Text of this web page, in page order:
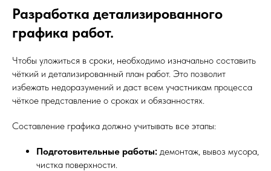
Разработка детализированного
графика работ.
Чтобы уложиться в сроки, необходимо изначально составить
чёткий и детализированный план работ. Это позволит
избежать недоразумений и даст всем участникам процесса
чёткое представление о сроках и обязанностях.
Составление графика должно учитывать все этапы:
Подготовительные работы: демонтаж, вывоз мусора,
чистка поверхности.